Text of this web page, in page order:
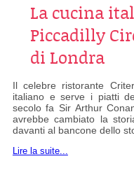
La cucina
Piccadilly
di Londra
Il celebre ristorante
italiano e serve i piatti
secolo fa Sir Arthur
avrebbe cambiato la
davanti al bancone dello
Lire la suite...